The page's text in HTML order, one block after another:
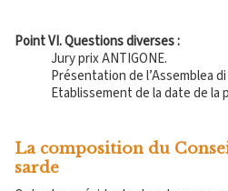
Point VI. Questions diverses :
Jury prix ANTIGONE.
Présentation de l’Assemblea
Etablissement de la date de la
​La composition du
sarde